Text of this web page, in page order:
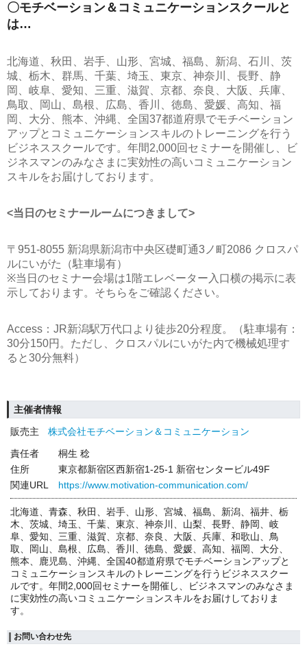
〇モチベーション＆コミュニケーションスクールと
は…
北海道、秋田、岩手、山形、宮城、福島、新潟、石川、茨
城、栃木、群馬、千葉、埼玉、東京、神奈川、長野、静
岡、岐阜、愛知、三重、滋賀、京都、奈良、大阪、兵庫、
鳥取、岡山、島根、広島、香川、徳島、愛媛、高知、福
岡、大分、熊本、沖縄、全国37都道府県でモチベーション
アップとコミュニケーションスキルのトレーニングを行う
ビジネススクールです。年間2,000回セミナーを開催し、ビ
ジネスマンのみなさまに実効性の高いコミュニケーション
スキルをお届けしております。
<当日のセミナールームにつきまして>
〒951-8055 新潟県新潟市中央区礎町通3ノ町2086 クロスパ
ルにいがた（駐車場有）
※当日のセミナー会場は1階エレベーター入口横の掲示に表
示しております。そちらをご確認ください。
Access：JR新潟駅万代口より徒歩20分程度。（駐車場有：
30分150円。ただし、クロスパルにいがた内で機械処理す
ると30分無料）
主催者情報
販売主
株式会社モチベーション＆コミュニケーション
責任者
桐生 稔
住所
東京都新宿区西新宿1-25-1 新宿センタービル49F
関連URL
https://www.motivation-communication.com/
北海道、青森、秋田、岩手、山形、宮城、福島、新潟、福井、栃
木、茨城、埼玉、千葉、東京、神奈川、山梨、長野、静岡、岐
阜、愛知、三重、滋賀、京都、奈良、大阪、兵庫、和歌山、鳥
取、岡山、島根、広島、香川、徳島、愛媛、高知、福岡、大分、
熊本、鹿児島、沖縄、全国40都道府県でモチベーションアップと
コミュニケーションスキルのトレーニングを行うビジネススクー
ルです。年間2,000回セミナーを開催し、ビジネスマンのみなさま
に実効性の高いコミュニケーションスキルをお届けしておりま
す。
お問い合わせ先